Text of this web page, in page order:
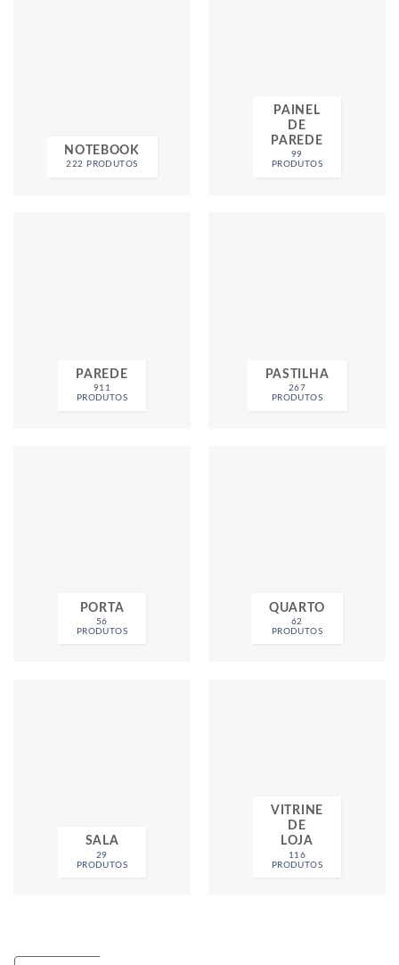
NOTEBOOK
222 PRODUTOS
PAINEL
DE
PAREDE
99
PRODUTOS
PAREDE
911
PRODUTOS
PASTILHA
267
PRODUTOS
PORTA
56
PRODUTOS
QUARTO
62
PRODUTOS
SALA
29
PRODUTOS
VITRINE
DE
LOJA
116
PRODUTOS